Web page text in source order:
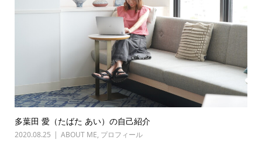
多葉田 愛（たばた あい）の自己紹介
2020.08.25 ABOUT ME, プロフィール